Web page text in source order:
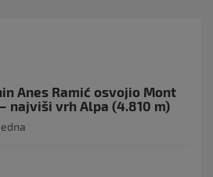
Anes Ramić osvojio Mont
najviši vrh Alpa (4.810 m)